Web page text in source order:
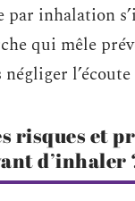
par inhalation
qui mêle
risques et
d’inhaler